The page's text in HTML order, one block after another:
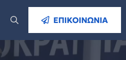
ΕΠΙΚΟΙΝΩΝΙΑ